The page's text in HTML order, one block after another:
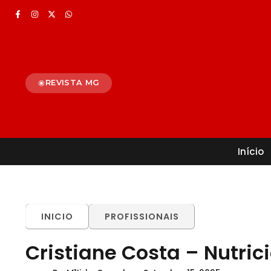
REVISTA MG
Início
INICIO PROFISSIONAIS
Cristiane Costa –